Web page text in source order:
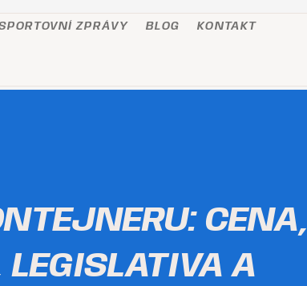
ZPRÁVY BLOG KONTAKT
CENA,
A